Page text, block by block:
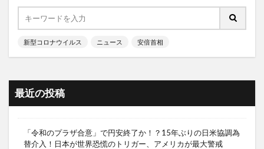
新型コロナウイルス ニュース 安倍首相
最近の投稿
「令和のプラザ合意」で円安終了か！？15年ぶりの日米協調為
替介入！日本が世界恐慌のトリガー、アメリカが最大警戒